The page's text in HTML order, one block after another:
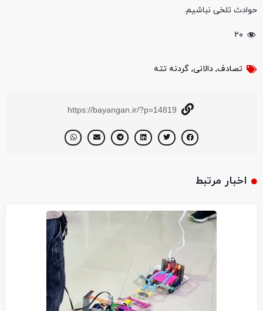
حوادث تلخی نباشیم.
۲۰
تصادف, دالانی, گردنه تته
https://bayangan.ir/?p=14819
اخبار مرتبط